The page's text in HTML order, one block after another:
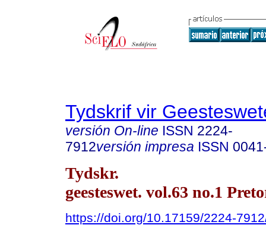
Tydskrif vir
versión On-line ISSN 2224-
7912versión impresa ISSN
Tydskr.
geesteswet. vol.63 no.1
https://doi.org/10.17159/2224-